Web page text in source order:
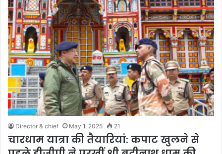
Director & chief May 1, 2025 21
चारधाम यात्रा की तैयारियां: कपाट खुलने से